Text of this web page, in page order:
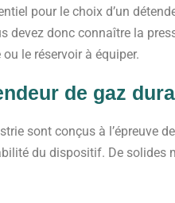
pour le choix d’un
devez donc connaître la
le réservoir à équiper.
de gaz
sont conçus à l’épreuve
du dispositif. De solides